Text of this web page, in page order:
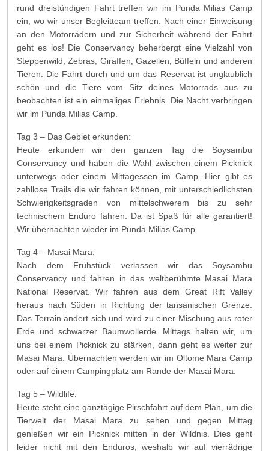
rund dreistündigen Fahrt treffen wir im Punda Milias Camp
ein, wo wir unser Begleitteam treffen. Nach einer Einweisung
an den Motorrädern und zur Sicherheit während der Fahrt
geht es los! Die Conservancy beherbergt eine Vielzahl von
Steppenwild, Zebras, Giraffen, Gazellen, Büffeln und anderen
Tieren. Die Fahrt durch und um das Reservat ist unglaublich
schön und die Tiere vom Sitz deines Motorrads aus zu
beobachten ist ein einmaliges Erlebnis. Die Nacht verbringen
wir im Punda Milias Camp.
Tag 3 – Das Gebiet erkunden:
Heute erkunden wir den ganzen Tag die Soysambu
Conservancy und haben die Wahl zwischen einem Picknick
unterwegs oder einem Mittagessen im Camp. Hier gibt es
zahllose Trails die wir fahren können, mit unterschiedlichsten
Schwierigkeitsgraden von mittelschwerem bis zu sehr
technischem Enduro fahren. Da ist Spaß für alle garantiert!
Wir übernachten wieder im Punda Milias Camp.
Tag 4 – Masai Mara:
Nach dem Frühstück verlassen wir das Soysambu
Conservancy und fahren in das weltberühmte Masai Mara
National Reservat. Wir fahren aus dem Great Rift Valley
heraus nach Süden in Richtung der tansanischen Grenze.
Das Terrain ändert sich und wird zu einer Mischung aus roter
Erde und schwarzer Baumwollerde. Mittags halten wir, um
uns bei einem Picknick zu stärken, dann geht es weiter zur
Masai Mara. Übernachten werden wir im Oltome Mara Camp
oder auf einem Campingplatz am Rande der Masai Mara.
Tag 5 – Wildlife:
Heute steht eine ganztägige Pirschfahrt auf dem Plan, um die
Tierwelt der Masai Mara zu sehen und gegen Mittag
genießen wir ein Picknick mitten in der Wildnis. Dies geht
leider nicht mit den Enduros, weshalb wir auf vierrädrige